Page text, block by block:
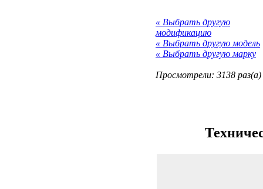
« Выбрать другую
модификацию
« Выбрать другую модель
« Выбрать другую марку
Просмотрели: 3138 раз(а)